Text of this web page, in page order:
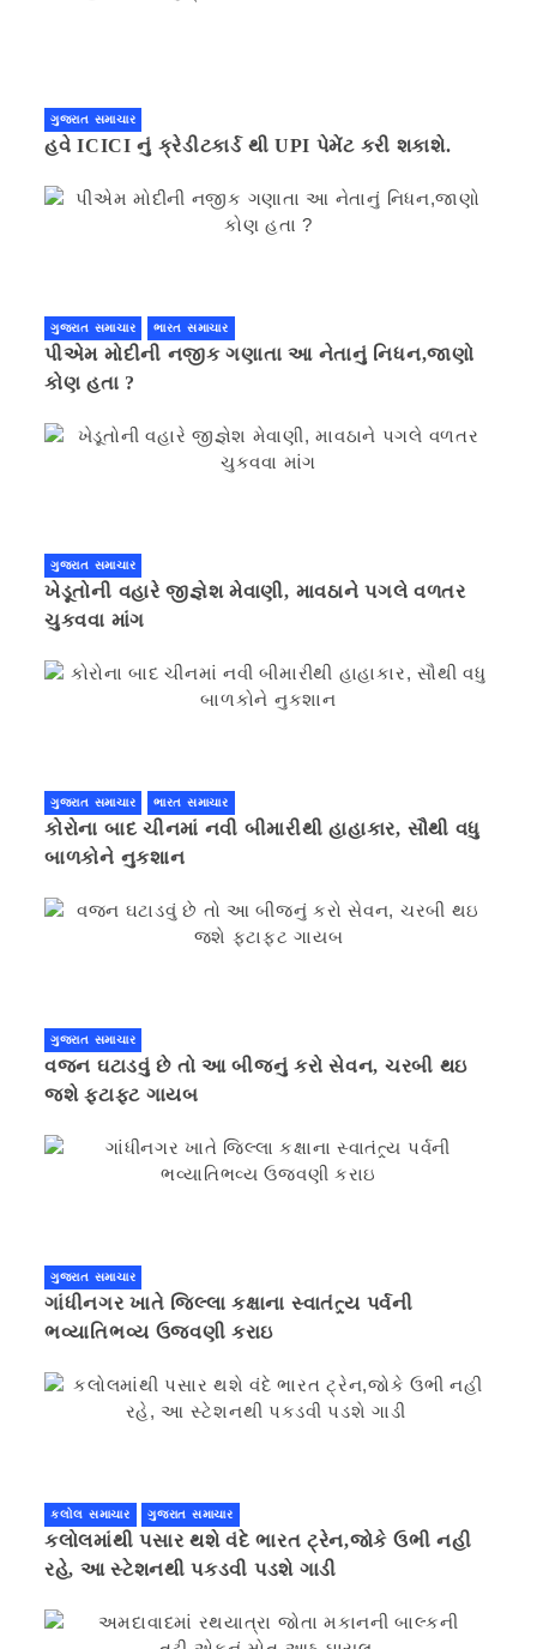
ગુજરાત સમાચાર
હવે ICICI નું ક્રેડીટકાર્ડ થી UPI પેમેંટ કરી શકાશે.
ગુજરાત સમાચાર ભારત સમાચાર
પીએમ મોદીની નજીક ગણાતા આ નેતાનું નિધન,જાણો
કોણ હતા ?
ગુજરાત સમાચાર
ખેડૂતોની વહારે જીજ્ઞેશ મેવાણી, માવઠાને પગલે વળતર
ચુકવવા માંગ
ગુજરાત સમાચાર ભારત સમાચાર
કોરોના બાદ ચીનમાં નવી બીમારીથી હાહાકાર, સૌથી વધુ
બાળકોને નુકશાન
ગુજરાત સમાચાર
વજન ઘટાડવું છે તો આ બીજનું કરો સેવન, ચરબી થઇ
જશે ફટાફટ ગાયબ
ગુજરાત સમાચાર
ગાંધીનગર ખાતે જિલ્લા કક્ષાના સ્વાતંત્ર્ય પર્વની
ભવ્યાતિભવ્ય ઉજવણી કરાઇ
કલોલ સમાચાર ગુજરાત સમાચાર
કલોલમાંથી પસાર થશે વંદે ભારત ટ્રેન,જોકે ઉભી નહી
રહે, આ સ્ટેશનથી પકડવી પડશે ગાડી